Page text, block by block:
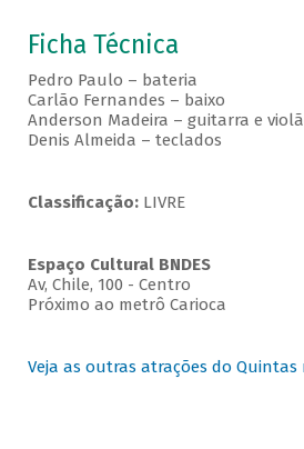
Ficha Técnica
Pedro Paulo – bateria
Carlão Fernandes – baixo
Anderson Madeira – guitarra e
Denis Almeida – teclados
Classificação: LIVRE
Espaço Cultural BNDES
Av, Chile, 100 - Centro
Próximo ao metrô Carioca
Veja as outras atrações do Quintas